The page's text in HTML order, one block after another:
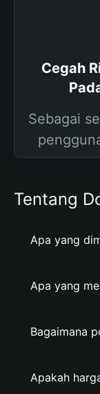
Cegah
Sebagai
Tentang
Apa yang
Apa yang
Bagaimana
Apakah